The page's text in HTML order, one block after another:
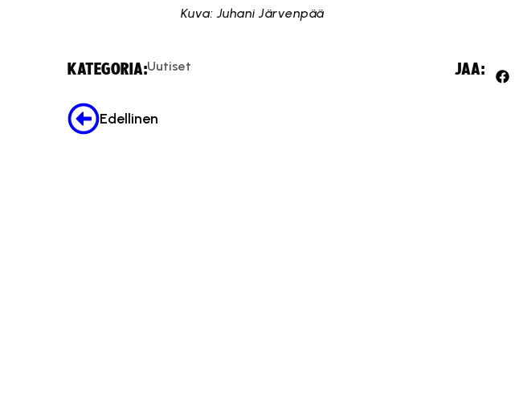
Kuva: Juhani Järvenpää
KATEGORIA:Uutiset JAA:
Edellinen